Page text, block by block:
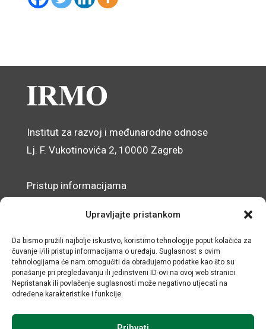
Upravljajte pristankom
Da bismo pružili najbolje iskustvo, koristimo tehnologije poput kolačića za
čuvanje i/ili pristup informacijama o uređaju. Suglasnost s ovim
tehnologijama će nam omogućiti da obrađujemo podatke kao što su
ponašanje pri pregledavanju ili jedinstveni ID-ovi na ovoj web stranici.
Nepristanak ili povlačenje suglasnosti može negativno utjecati na
određene karakteristike i funkcije.
Institut za razvoj i međunarodne odnose
Lj. F. Vukotinovića 2, 10000 Zagreb
Pristup informacijama
Izjava o pristupačnosti mrežnog sjedišta
© IRMO – Impresum
OIB: 31120185175